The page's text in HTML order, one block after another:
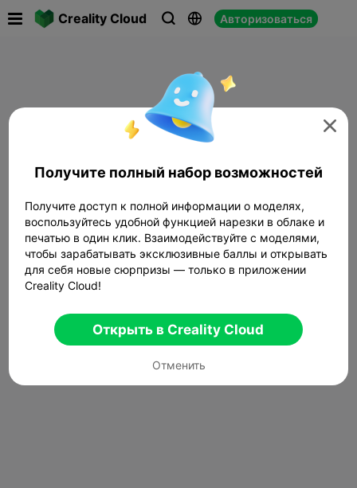
Creality Cloud   Авторизоваться

Получите полный набор возможностей
Получите доступ к полной информации о моделях,
воспользуйтесь удобной функцией нарезки в облаке и
печатью в один клик. Взаимодействуйте с моделями,
чтобы зарабатывать эксклюзивные баллы и открывать
для себя новые сюрпризы — только в приложении
Creality Cloud!
Открыть в Creality Cloud
Отменить